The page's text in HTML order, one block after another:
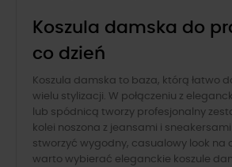
Koszula damska do
co dzień
Koszula damska to baza, którą łatwo
wielu stylizacji. W połączeniu z
lub spódnicą tworzy profesjonalny
kolei noszona z jeansami i
stworzyć wygodny, casualowy look na
warto wybierać eleganckie koszule